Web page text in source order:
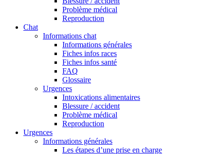
Problème médical
Reproduction
Chat
Informations chat
Informations générales
Fiches infos races
Fiches infos santé
FAQ
Glossaire
Urgences
Intoxications alimentaires
Blessure / accident
Problème médical
Reproduction
Urgences
Informations générales
Les étapes d’une prise en charge